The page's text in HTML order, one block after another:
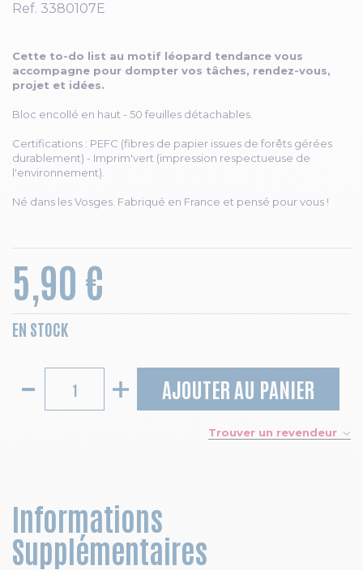
Ref. 3380107E
Cette to-do list au motif léopard tendance vous
accompagne pour dompter vos tâches, rendez-vous,
projet et idées.
Bloc encollé en haut - 50 feuilles détachables.
Certifications : PEFC (fibres de papier issues de forêts gérées
durablement) - Imprim'vert (impression respectueuse de
l'environnement).
Né dans les Vosges. Fabriqué en France et pensé pour vous !
5,90 €
EN STOCK
AJOUTER AU PANIER
Trouver un revendeur
Informations
Supplémentaires